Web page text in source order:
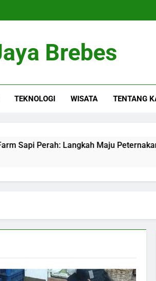
Brebes
TEKNOLOGI WISATA TENTANG
Perah: Langkah Maju Peternakan Lokal